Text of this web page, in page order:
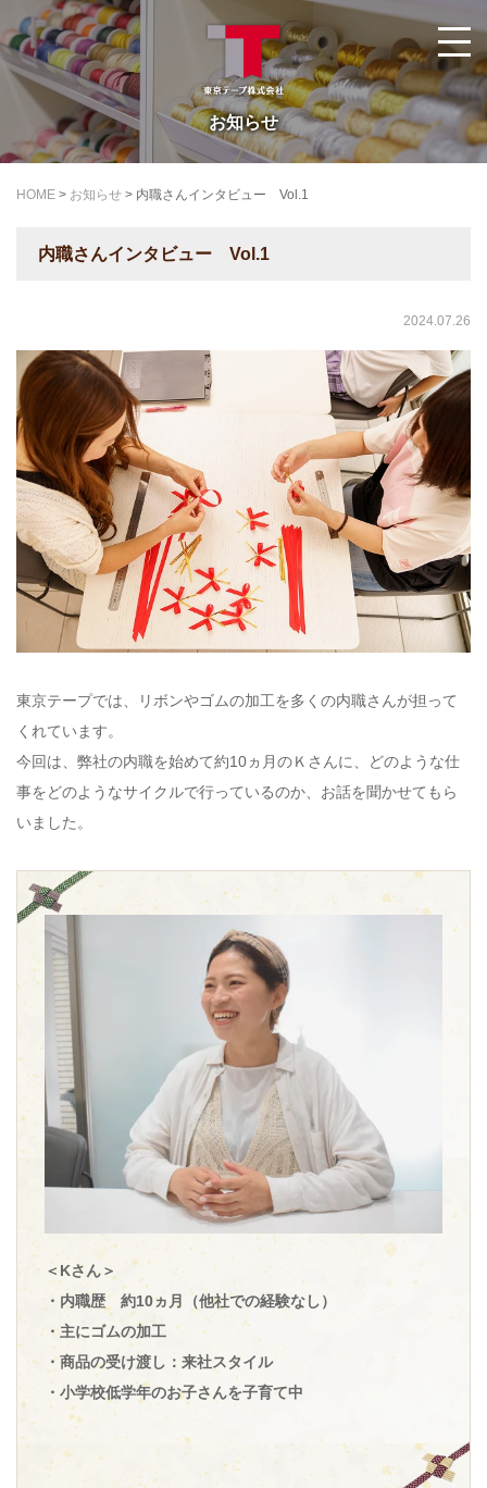
お知らせ
HOME > お知らせ > 内職さんインタビュー Vol.1
内職さんインタビュー Vol.1
2024.07.26
東京テープでは、リボンやゴムの加工を多くの内職さんが担って
くれています。
今回は、弊社の内職を始めて約10ヵ月のＫさんに、どのような仕
事をどのようなサイクルで行っているのか、お話を聞かせてもら
いました。
＜Kさん＞
・内職歴 約10ヵ月（他社での経験なし）
・主にゴムの加工
・商品の受け渡し：来社スタイル
・小学校低学年のお子さんを子育て中